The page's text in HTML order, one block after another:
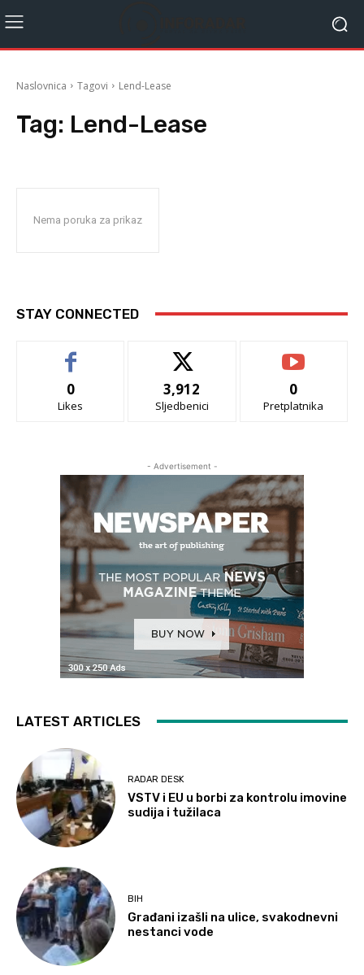
Naslovnica Tagovi Lend-Lease
Tag: Lend-Lease
Nema poruka za prikaz
STAY CONNECTED
0
Likes
3,912
Sljedbenici
0
Pretplatnika
- Advertisement -
LATEST ARTICLES
RADAR DESK
VSTV i EU u borbi za kontrolu imovine
sudija i tužilaca
BIH
Građani izašli na ulice, svakodnevni
nestanci vode